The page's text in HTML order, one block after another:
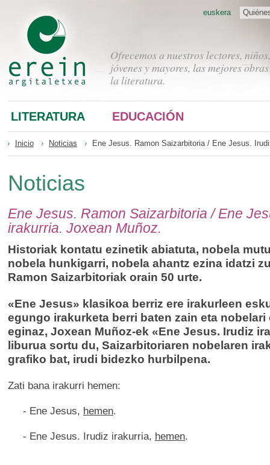
Ofrecemos a nuestros lectores, niños,
jóvenes y mayores, las mejores
la literatura.
euskera
LITERATURA EDUCACIÓN
Inicio Noticias Ene Jesus. Ramon Saizarbitoria / Ene Jesus.
Noticias
Ene Jesus. Ramon Saizarbitoria / Ene
irakurria. Joxean Muñoz.
Historiak kontatu ezinetik abiatuta, nobela
nobela hunkigarri, nobela ahantz ezina idatzi
Ramon Saizarbitoriak orain 50 urte.
«Ene Jesus» klasikoa berriz ere irakurleen
egungo irakurketa berri baten zain eta nobelari
eginaz, Joxean Muñoz-ek «Ene Jesus. Irudiz
liburua sortu du, Saizarbitoriaren nobelaren
grafiko bat, irudi bidezko hurbilpena.
Zati bana irakurri hemen:
- Ene Jesus, hemen.
- Ene Jesus. Irudiz irakurria, hemen.